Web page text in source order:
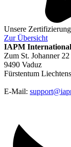
Unsere
ZurÜbersicht
IAPM
Zum St. Johanner 22
9490 Vaduz
Fürstentum
E-Mail: